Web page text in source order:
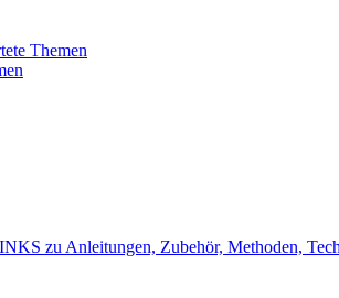
Themen
zu Anleitungen, Zubehör, Methoden,